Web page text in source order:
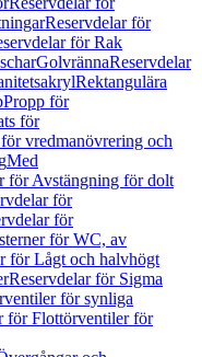
Reservdelar för
för Rak
GolvrännaReservdelar
Rektangulära
Propp för
för
vredmanövrering och
Med
för Avstängning för dolt
för
för
för WC, av
för Lågt och halvhögt
Reservdelar för Sigma
för synliga
för Flottörventiler för